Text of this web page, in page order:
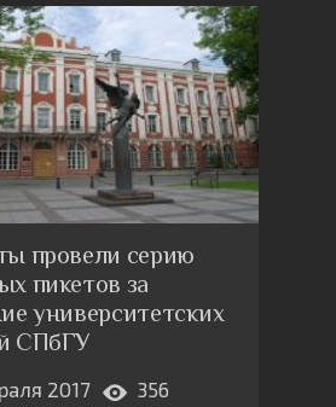
провели серию
пикетов за
университетских
СПбГУ
2017
356